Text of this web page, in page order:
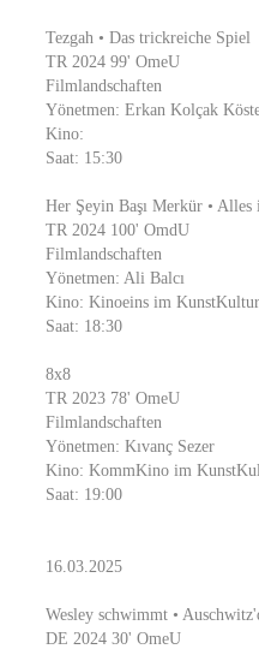
Tezgah • Das trickreiche Spiel
TR 2024 99' OmeU
Filmlandschaften
Yönetmen: Erkan Kolçak
Kino:
Saat: 15:30
Her Şeyin Başı Merkür •
TR 2024 100' OmdU
Filmlandschaften
Yönetmen: Ali Balcı
Kino: Kinoeins im
Saat: 18:30
8x8
TR 2023 78' OmeU
Filmlandschaften
Yönetmen: Kıvanç Sezer
Kino: KommKino im
Saat: 19:00
16.03.2025
Wesley schwimmt •
DE 2024 30' OmeU